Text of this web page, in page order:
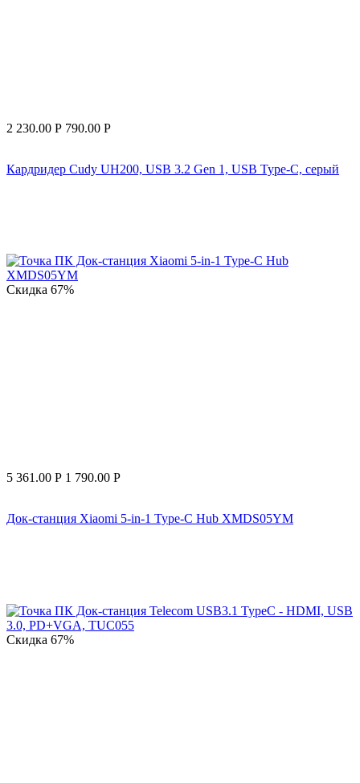
2 230.00 Р 790.00 Р
Кардридер Cudy UH200, USB 3.2 Gen 1, USB Type-C, серый
Скидка 67%
5 361.00 Р 1 790.00 Р
Док-станция Xiaomi 5-in-1 Type-C Hub XMDS05YM
Скидка 67%